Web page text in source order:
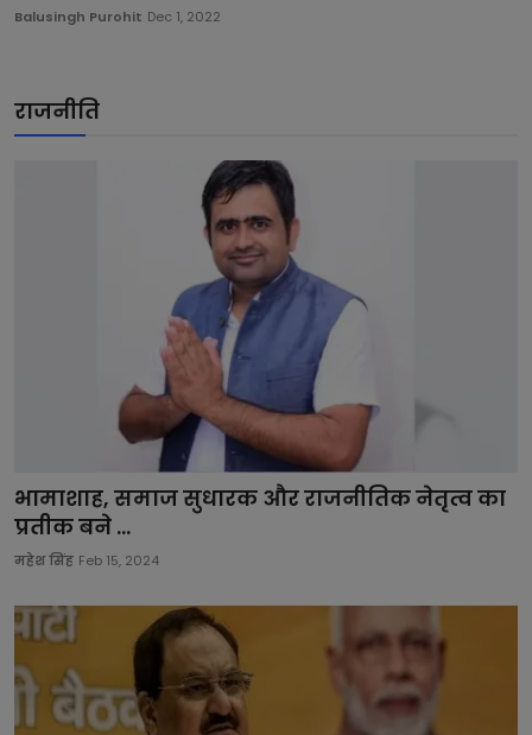
Balusingh Purohit Dec 1, 2022
राजनीति
भामाशाह, समाज सुधारक और राजनीतिक नेतृत्व का
प्रतीक बने ...
महेश सिंह Feb 15, 2024